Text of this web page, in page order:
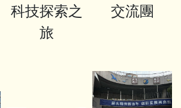
科技探索之
旅
交流團